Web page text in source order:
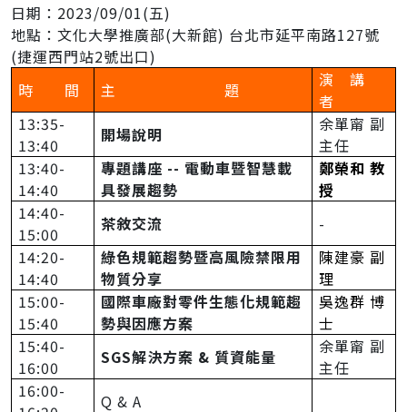
日期：2023/09/01(五)
地點：文化大學推廣部(大新館) 台北市延平南路127號
(捷運西門站2號出口)
時
間 主 題 演
講
者
13:35-
13:40
開場說明 余單甯 副
主任
13:40-
14:40
專題講座 -- 電動車暨智慧載
具發展趨勢
鄭榮和 教
授
14:40-
15:00
茶敘交流
-
14:20-
14:40
綠色規範趨勢暨高風險禁限用
物質分享
陳建豪 副
理
15:00-
15:40
國際車廠對零件生態化規範趨
勢與因應方案
吳逸群 博
士
15:40-
16:00
SGS解決方案 & 質資能量 余單甯 副
主任
16:00-
Q & A